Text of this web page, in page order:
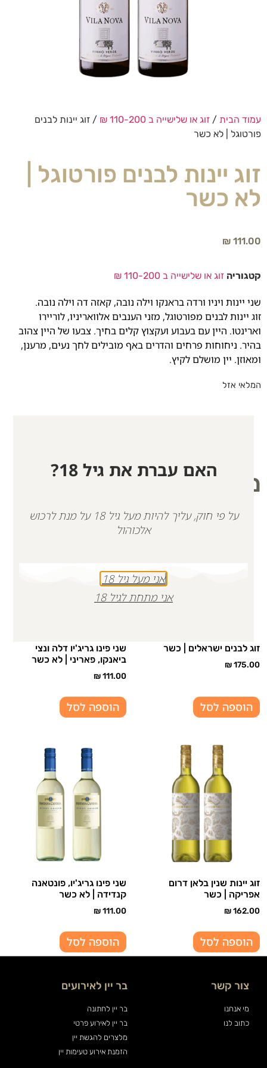
עמוד הבית / זוג או שלישייה ב 110-200 ₪
/ זוג יינות לבנים
פורטוגל | לא כשר
זוג יינות לבנים פורטוגל |
לא כשר
₪ 111.00
קטגוריה זוג או שלישייה ב 110-200 ₪
שני יינות ויניו ורדה בראנקו וילה נובה, קאזה דה וילה נובה.
זוג יינות לבנים מפורטוגל, מזני הענבים אלוואריניו, לוריירו
וארינטו. היין עם בעבוע ועקצוץ קלים בחיך. צבעו של היין צהוב
בהיר. ניחוחות פרחים והדרים באף מובילים לחך נעים, מרענן,
ומאוזן. יין מושלם לקיץ.
המלאי אזל
מוצרים קשורים
זוג לבנים ישראלים | כשר
₪175.00
הוספה לסל
שני פינו גריג'יו דלה ונצי
ביאנקו, פאריני | לא כשר
₪111.00
הוספה לסל
זוג יינות שנין בלאן דרום
אפריקה | כשר
₪162.00
הוספה לסל
שני פינו גריג'יו, פונטאנה
קנדידה | לא כשר
₪111.00
הוספה לסל
צור קשר
מי אנחנו
כתוב לנו
בר יין לאירועים
בר יין לחתונה
בר יין לאירוע פרטי
מלצרים להגשת יין
הזמנת אירוע טעימות יין
האם עברת את גיל 18?
על פי חוק, עליך להיות מעל גיל 18 על מנת לרכוש
אלכוהול
אני מעל גיל 18
אני מתחת לגיל 18